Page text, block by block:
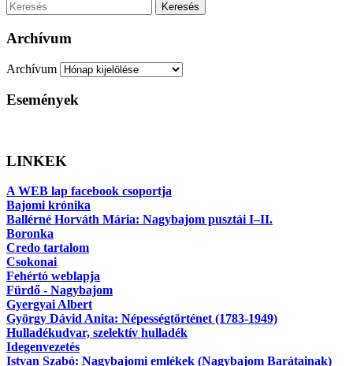
Keresés
Archívum
Archívum
Események
LINKEK
A WEB lap facebook csoportja
Bajomi krónika
Ballérné Horváth Mária: Nagybajom pusztái I–II.
Boronka
Credo tartalom
Csokonai
Fehértó weblapja
Fürdő - Nagybajom
Gyergyai Albert
György Dávid Anita: Népességtörténet (1783-1949)
Hulladékudvar, szelektív hulladék
Idegenvezetés
Istvan Szabó: Nagybajomi emlékek (Nagybajom Barátainak)